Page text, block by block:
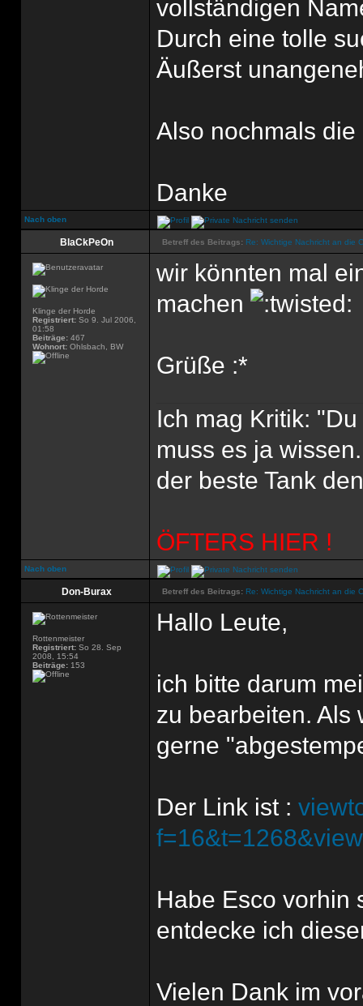
vollständigen
Durch eine tolle
Äußerst
Also nochmals
Danke
Nach oben
BlaCkPeOn Betreff des Beitrags: Re: Wichtige Nachricht an die
Klinge der Horde
Registriert: So 9. Jul 2006,
01:58
Beiträge: 467
Wohnort: Ohlsbach, BW
wir könnten mal
machen
Grüße :*
Ich mag Kritik:
muss es ja
der beste Tank
ÖFTERS HIER !
Nach oben
Don-Burax Betreff des Beitrags: Re: Wichtige Nachricht an die
Rottenmeister
Registriert: So 28. Sep
2008, 15:54
Beiträge: 153
Hallo Leute,
ich bitte darum
zu bearbeiten. Als
gerne
Der Link ist :
Habe Esco vorhin
entdecke ich
Vielen Dank im